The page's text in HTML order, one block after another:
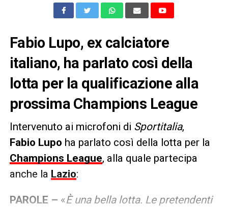
Fabio Lupo, ex calciatore
italiano, ha parlato così della
lotta per la qualificazione alla
prossima Champions League
Intervenuto ai microfoni di Sportitalia,
Fabio Lupo ha parlato così della lotta per la
Champions League, alla quale partecipa
anche la Lazio:
PAROLE – «È una bella lotta. Le pretendenti